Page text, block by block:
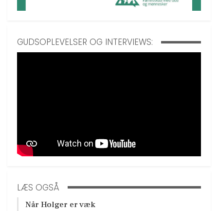
GUDSOPLEVELSER OG INTERVIEWS:
LÆS OGSÅ
Når Holger er væk